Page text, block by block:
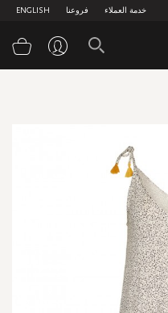
ENGLISH فروعنا خدمة العملاء